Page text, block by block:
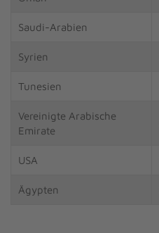
Saudi-Arabien
Syrien
Tunesien
Vereinigte Arabische
Emirate
USA
Ägypten